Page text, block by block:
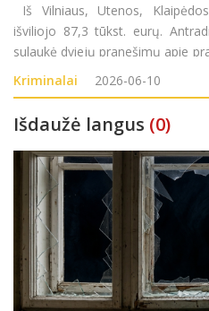
Iš Vilniaus, Utenos,
išviliojo 87,3 tūkst. eurų.
sulaukė dviejų pranešimų apie
į Vilniaus apskrities vyriausiąjį
moteris (gim. 1928
Kriminalai 2026-06-10
Išdaužė langus (0)